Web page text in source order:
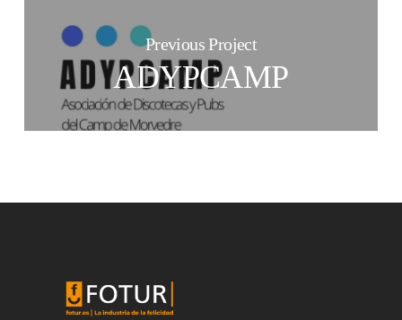
Previous Project
ADYPCAMP